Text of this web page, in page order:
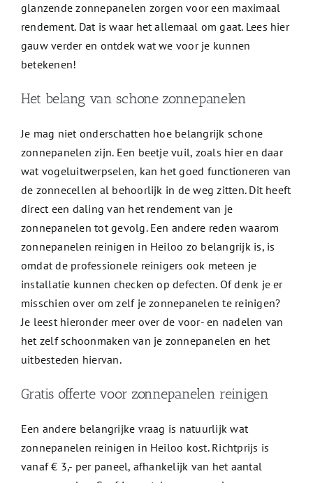
glanzende zonnepanelen zorgen voor een maximaal
rendement. Dat is waar het allemaal om gaat. Lees hier
gauw verder en ontdek wat we voor je kunnen
betekenen!
Het belang van schone zonnepanelen
Je mag niet onderschatten hoe belangrijk schone
zonnepanelen zijn. Een beetje vuil, zoals hier en daar
wat vogeluitwerpselen, kan het goed functioneren van
de zonnecellen al behoorlijk in de weg zitten. Dit heeft
direct een daling van het rendement van je
zonnepanelen tot gevolg. Een andere reden waarom
zonnepanelen reinigen in Heiloo zo belangrijk is, is
omdat de professionele reinigers ook meteen je
installatie kunnen checken op defecten. Of denk je er
misschien over om zelf je zonnepanelen te reinigen?
Je leest hieronder meer over de voor- en nadelen van
het zelf schoonmaken van je zonnepanelen en het
uitbesteden hiervan.
Gratis offerte voor zonnepanelen reinigen
Een andere belangrijke vraag is natuurlijk wat
zonnepanelen reinigen in Heiloo kost. Richtprijs is
vanaf € 3,- per paneel, afhankelijk van het aantal